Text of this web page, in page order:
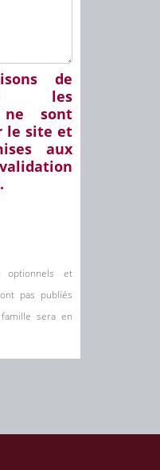
de
les
ne sont
le site et
aux
optionnels et
pas publiés
sera en